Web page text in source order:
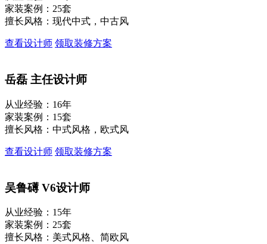
家装案例：25套
擅长风格：现代中式，中古风
查看设计师 领取装修方案
岳磊 主任设计师
从业经验：16年
家装案例：15套
擅长风格：中式风格，欧式风
查看设计师 领取装修方案
吴鲁礡V6设计师
从业经验：15年
家装案例：25套
擅长风格：美式风格、简欧风